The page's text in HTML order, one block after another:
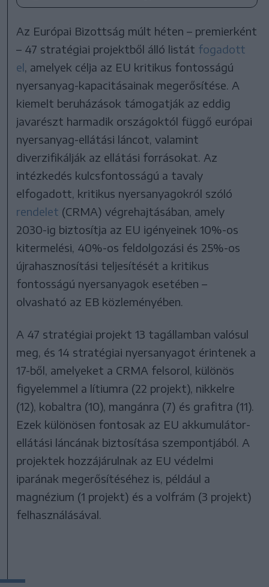
Az Európai Bizottság múlt héten – premierként
– 47 stratégiai projektből álló listát fogadott
el , amelyek célja az EU kritikus fontosságú
nyersanyag-kapacitásainak megerősítése. A
kiemelt beruházások támogatják az eddig
javarészt harmadik országoktól függő európai
nyersanyag-ellátási láncot, valamint
diverzifikálják az ellátási forrásokat. Az
intézkedés kulcsfontosságú a tavaly
elfogadott, kritikus nyersanyagokról szóló
rendelet (CRMA) végrehajtásában, amely
2030-ig biztosítja az EU igényeinek 10%-os
kitermelési, 40%-os feldolgozási és 25%-os
újrahasznosítási teljesítését a kritikus
fontosságú nyersanyagok esetében –
olvasható az EB közleményében.
A 47 stratégiai projekt 13 tagállamban valósul
meg, és 14 stratégiai nyersanyagot érintenek a
17-ből, amelyeket a CRMA felsorol, különös
figyelemmel a lítiumra (22 projekt), nikkelre
(12), kobaltra (10), mangánra (7) és grafitra (11).
Ezek különösen fontosak az EU akkumulátor-
ellátási láncának biztosítása szempontjából. A
projektek hozzájárulnak az EU védelmi
iparának megerősítéséhez is, például a
magnézium (1 projekt) és a volfrám (3 projekt)
felhasználásával.